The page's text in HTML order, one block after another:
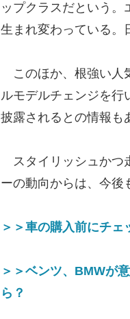
ップクラスだという
生まれ変わっている。
このほか、根強い人
ルモデルチェンジを行
披露されるとの情報も
スタイリッシュかつ
ーの動向からは、今後
＞＞車の購入前にチ
＞＞ベンツ、BMWが
ら？